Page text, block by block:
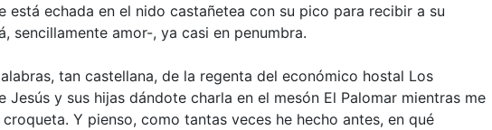
está echada en el nido castañetea con su pico para recibir a su
sencillamente amor-, ya casi en penumbra.
tan castellana, de la regenta del económico hostal Los
y sus hijas dándote charla en el mesón El Palomar mientras me
Y pienso, como tantas veces he hecho antes, en qué